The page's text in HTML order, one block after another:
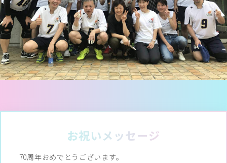
MESSAGES
お祝いメッセージ
70周年おめでとうございます。